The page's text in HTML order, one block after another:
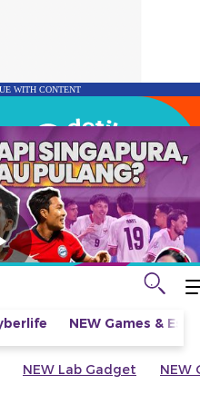
WITH CONTENT
NEW Games &
NEW Lab Gadget NEW